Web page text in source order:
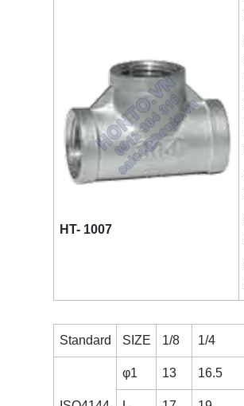
HT- 1007
Standard SIZE 1/8 1/4
φ1 13 16.5